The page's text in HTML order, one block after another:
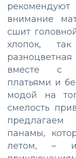
внимание
сшит
хлопок,
вместе с
платьями и
модой на
смелость
предлагаем
панамы,
летом, – и